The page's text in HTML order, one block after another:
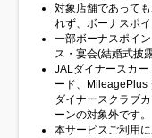
対象店舗であって
れず、ボーナスポ
一部ボーナスポイ
ス・宴会(結婚式披
JALダイナースカー
ード、MileagePlus
ダイナースクラブ
ーンの対象外です。
本サービスご利用